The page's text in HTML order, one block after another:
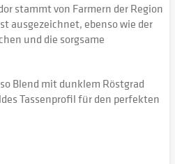
stammt von Farmern der Region
ausgezeichnet, ebenso wie der
und die sorgsame
Blend mit dunklem Röstgrad
Tassenprofil für den perfekten